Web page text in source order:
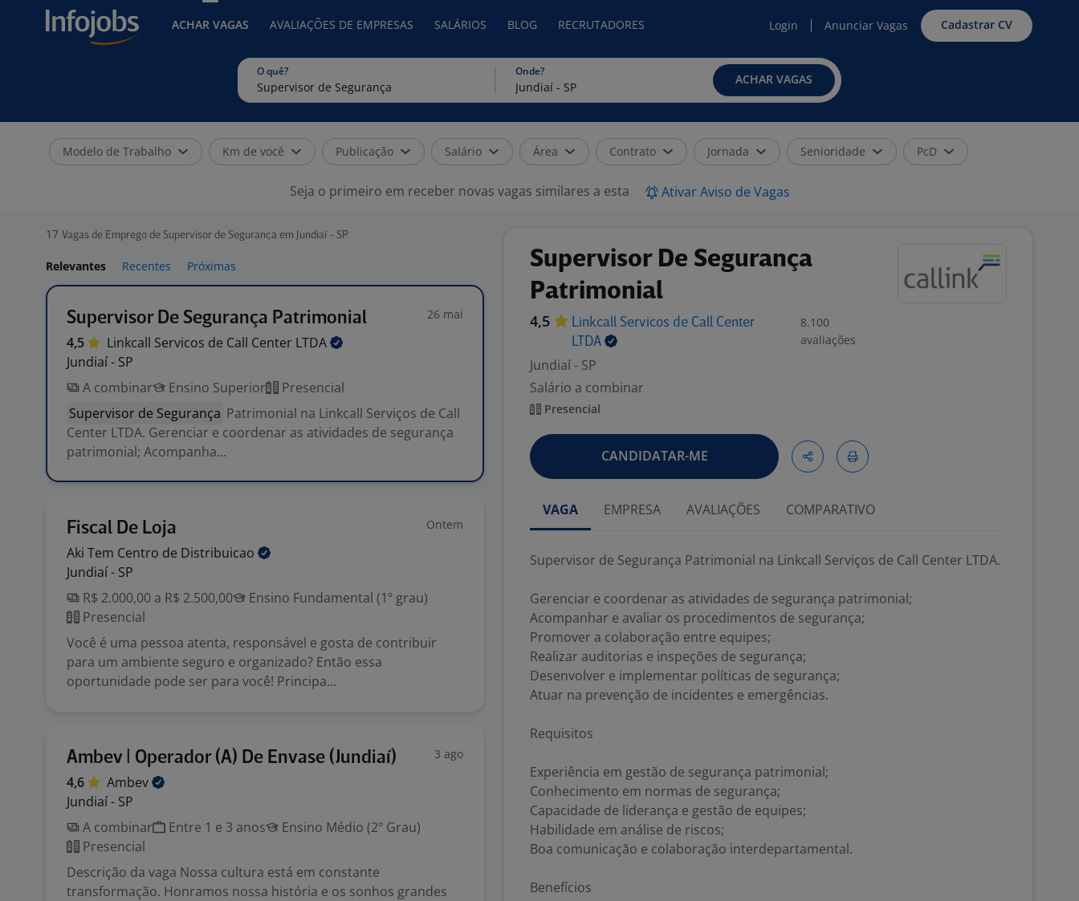
ACHAR VAGAS AVALIAÇÕES DE EMPRESAS SALÁRIOS BLOG RECRUTADORES Login Anunciar Vagas Cadastrar CV
O quê? Onde?
ACHAR VAGAS
Modelo de Trabalho Km de você Publicação Salário Área Contrato Jornada Senioridade PcD
Seja o primeiro em receber novas vagas similares a esta Ativar Aviso de Vagas
17 Vagas de Emprego de Supervisor de Segurança em Jundiaí - SP
Relevantes Recentes Próximas
Supervisor De Segurança Patrimonial 26 mai
4,5 Linkcall Servicos de Call Center LTDA
Jundiaí - SP
A combinar
Ensino Superior
Presencial
Supervisor de Segurança Patrimonial na Linkcall Serviços de Call
Center LTDA. Gerenciar e coordenar as atividades de segurança
patrimonial; Acompanha...
Fiscal De Loja Ontem
Aki Tem Centro de Distribuicao
Jundiaí - SP
R$ 2.000,00 a R$ 2.500,00
Ensino Fundamental (1º grau)
Presencial
Você é uma pessoa atenta, responsável e gosta de contribuir
para um ambiente seguro e organizado? Então essa
oportunidade pode ser para você! Principa...
Ambev | Operador (A) De Envase (Jundiaí) 3 ago
4,6
Ambev
Jundiaí - SP
A combinar
Entre 1 e 3 anos
Ensino Médio (2º Grau)
Presencial
Descrição da vaga Nossa cultura está em constante
transformação. Honramos nossa história e os sonhos grandes
Supervisor De Segurança
Patrimonial
4,5
Linkcall Servicos de Call Center
LTDA
8.100
avaliações
Jundiaí - SP
Salário a combinar
Presencial
CANDIDATAR-ME
VAGA EMPRESA AVALIAÇÕES COMPARATIVO
Supervisor de Segurança Patrimonial na Linkcall Serviços de Call Center LTDA.
Gerenciar e coordenar as atividades de segurança patrimonial;
Acompanhar e avaliar os procedimentos de segurança;
Promover a colaboração entre equipes;
Realizar auditorias e inspeções de segurança;
Desenvolver e implementar políticas de segurança;
Atuar na prevenção de incidentes e emergências.
Requisitos
Experiência em gestão de segurança patrimonial;
Conhecimento em normas de segurança;
Capacidade de liderança e gestão de equipes;
Habilidade em análise de riscos;
Boa comunicação e colaboração interdepartamental.
Benefícios